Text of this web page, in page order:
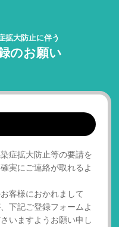
拡大防止に伴う
のお願い
症拡大防止等の要請を
実にご連絡が取れるよ
客様におかれまして
下記ご登録フォームよ
いますようお願い申し